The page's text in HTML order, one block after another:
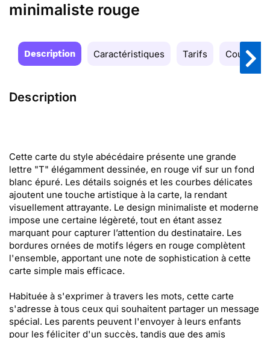
minimaliste rouge
Description Caractéristiques Tarifs Couleurs
Description
Cette carte du style abécédaire présente une grande
lettre "T" élégamment dessinée, en rouge vif sur un fond
blanc épuré. Les détails soignés et les courbes délicates
ajoutent une touche artistique à la carte, la rendant
visuellement attrayante. Le design minimaliste et moderne
impose une certaine légèreté, tout en étant assez
marquant pour capturer l’attention du destinataire. Les
bordures ornées de motifs légers en rouge complètent
l'ensemble, apportant une note de sophistication à cette
carte simple mais efficace.
Habituée à s'exprimer à travers les mots, cette carte
s'adresse à tous ceux qui souhaitent partager un message
spécial. Les parents peuvent l'envoyer à leurs enfants
pour les féliciter d'un succès, tandis que des amis